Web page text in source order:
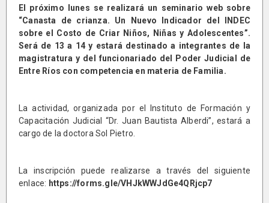
El próximo lunes se realizará un seminario web sobre
“Canasta de crianza. Un Nuevo Indicador del INDEC
sobre el Costo de Criar Niños, Niñas y Adolescentes”.
Será de 13 a 14 y estará destinado a integrantes de la
magistratura y del funcionariado del Poder Judicial de
Entre Ríos con competencia en materia de Familia.
La actividad, organizada por el Instituto de Formación y
Capacitación Judicial “Dr. Juan Bautista Alberdi”, estará a
cargo de la doctora Sol Pietro.
La inscripción puede realizarse a través del siguiente
enlace: https://forms.gle/VHJkWWJdGe4QRjcp7